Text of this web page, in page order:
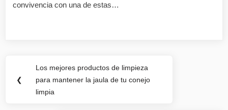
convivencia con una de estas…
Navegación
de
entradas
❮
Previous
Post:
Los mejores productos de limpieza
para mantener la jaula de tu conejo
limpia